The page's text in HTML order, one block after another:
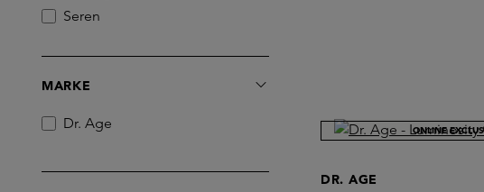
Seren
MARKE
Dr. Age ONLINE
DR. AGE